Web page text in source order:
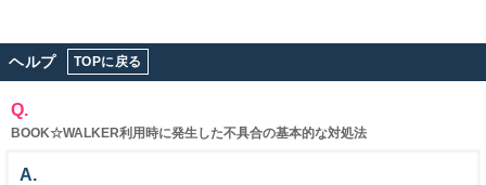
ヘルプ TOPに戻る
Q.
BOOK☆WALKER利用時に発生した不具合の基本的な対処法
A.